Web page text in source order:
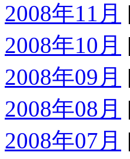
2008年11月
2008年10月
2008年09月
2008年08月
2008年07月